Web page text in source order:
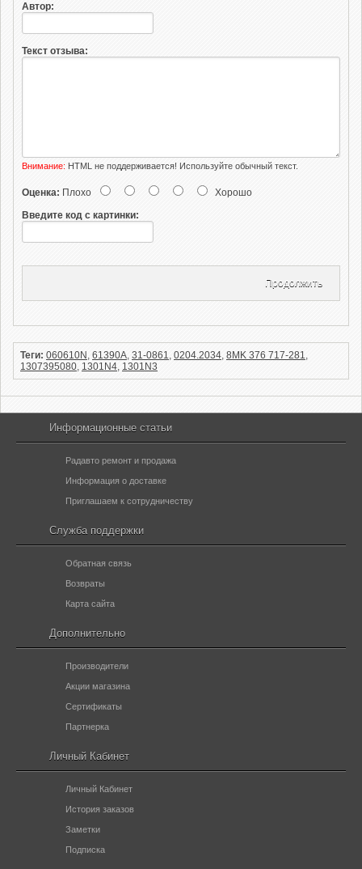
Автор:
Текст отзыва:
Внимание: HTML не поддерживается! Используйте обычный текст.
Оценка: Плохо
Хорошо
Введите код с картинки:
Продолжить
Теги: 060610N , 61390A, 31-0861, 0204.2034, 8MK 376 717-281,
1307395080, 1301N4, 1301N3
Информационные статьи
Радавто ремонт и продажа
Информация о доставке
Приглашаем к сотрудничеству
Служба поддержки
Обратная связь
Возвраты
Карта сайта
Дополнительно
Производители
Акции магазина
Сертификаты
Партнерка
Личный Кабинет
Личный Кабинет
История заказов
Заметки
Подписка